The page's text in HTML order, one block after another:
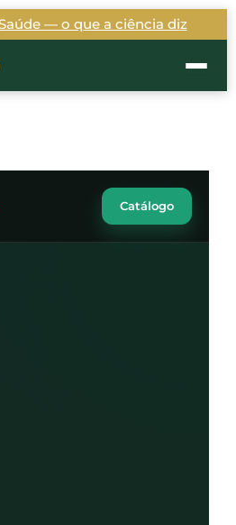
— o que a ciência diz
Catálogo